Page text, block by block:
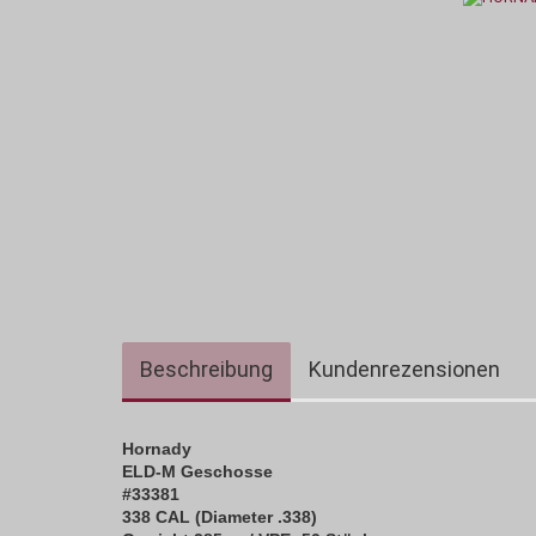
Beschreibung Kundenrezensionen
Hornady
ELD-M Geschosse
#33381
338 CAL (Diameter .338)